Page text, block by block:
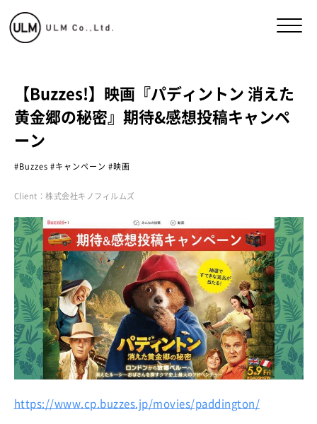
【Buzzes!】映画『パディントン 消えた
黄金郷の秘密』期待&感想投稿キャンペ
ーン
Buzzes キャンペーン 映画
Client： 株式会社キノフィルムズ
https://www.cp.buzzes.jp/movies/paddington/